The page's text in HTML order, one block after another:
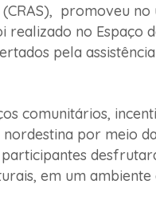
promoveu no
realizado no Espaço
pela
comunitários,
por meio
em um